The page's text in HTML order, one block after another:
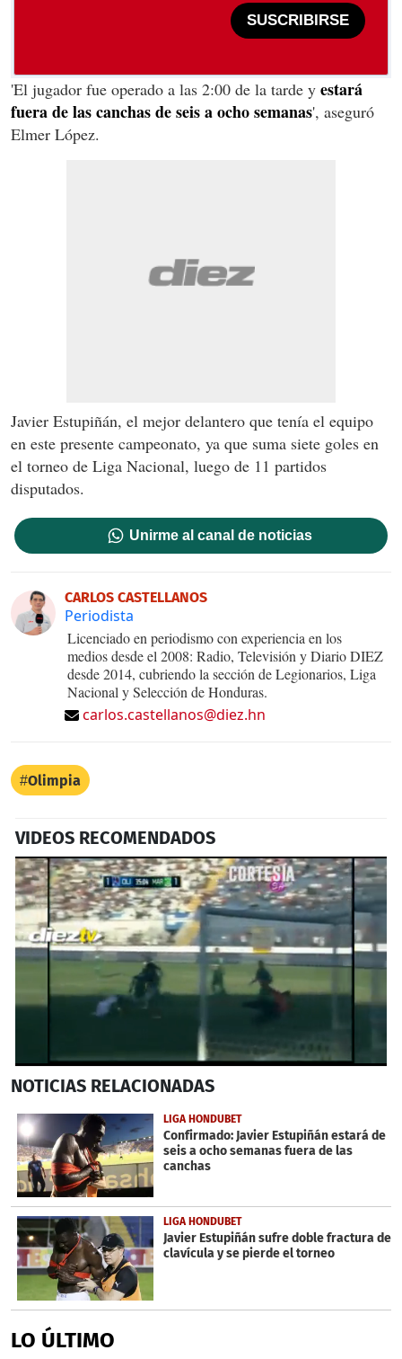
SUSCRIBIRSE
'El jugador fue operado a las 2:00 de la tarde y estará
fuera de las canchas de seis a ocho semanas', aseguró
Elmer López.
Javier Estupiñán, el mejor delantero que tenía el equipo
en este presente campeonato, ya que suma siete goles en
el torneo de Liga Nacional, luego de 11 partidos
disputados.
Unirme al canal de noticias
CARLOS CASTELLANOS
Periodista
Licenciado en periodismo con experiencia en los
medios desde el 2008: Radio, Televisión y Diario DIEZ
desde 2014, cubriendo la sección de Legionarios, Liga
Nacional y Selección de Honduras.
carlos.castellanos@diez.hn
Olimpia
VIDEOS RECOMENDADOS
seconds
22
seconds
NOTICIAS RELACIONADAS
LIGA HONDUBET
Confirmado: Javier Estupiñán estará de
seis a ocho semanas fuera de las
canchas
LIGA HONDUBET
Javier Estupiñán sufre doble fractura de
clavícula y se pierde el torneo
LO ÚLTIMO